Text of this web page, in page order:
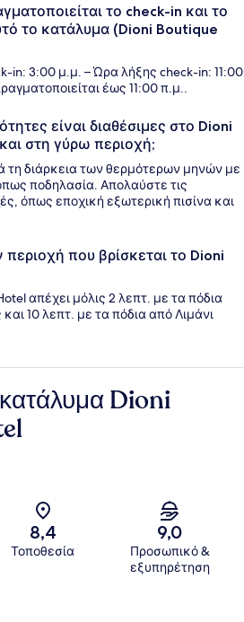
το check-in και το
το κατάλυμα (Dioni Boutique
in: 3:00 μ.μ. – Ώρα λήξης check-in: 11:00
έως 11:00 π.μ..
είναι διαθέσιμες στο Dioni
στη γύρω περιοχή;
τη διάρκεια των θερμότερων μηνών με
ποδηλασία. Απολαύστε τις
όπως εποχική εξωτερική πισίνα και
περιοχή που βρίσκεται το Dioni
απέχει μόλις 2 λεπτ. με τα πόδια
10 λεπτ. με τα πόδια από Λιμάνι
κατάλυμα Dioni
8,4
Τοποθεσία
9,0
Προσωπικό &
εξυπηρέτηση